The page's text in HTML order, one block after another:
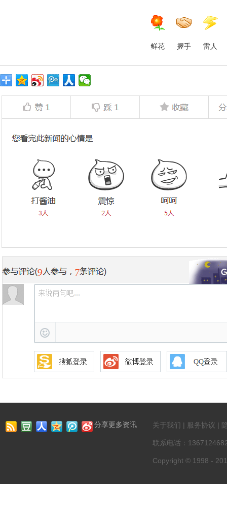
鲜花 握手 雷人
分享更多资讯 关于我们 | 服务协议 |
联系电话：
Copyright © 1998 -